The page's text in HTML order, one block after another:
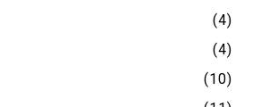
(4)
(4)
(10)